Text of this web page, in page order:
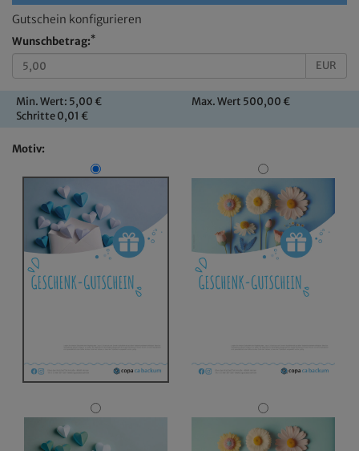
Gutschein konfigurieren
Wunschbetrag:*
EUR
Min. Wert: 5,00 €
Max. Wert 500,00 €
Schritte 0,01 €
Motiv: